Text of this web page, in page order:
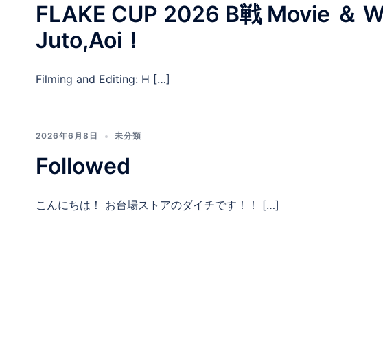
FLAKE CUP 2026 B戦 Movie ＆
Juto,Aoi！
Filming and Editing: H […]
2026年6月8日 未分類
Followed
こんにちは！ お台場ストアのダイチです！！ […]